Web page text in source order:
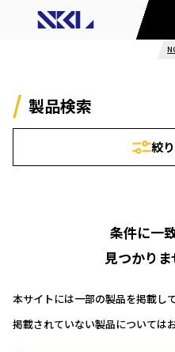
製品検索
絞
条件に一
見つかりま
本サイトには一部の製品を掲載して
掲載されていない製品については